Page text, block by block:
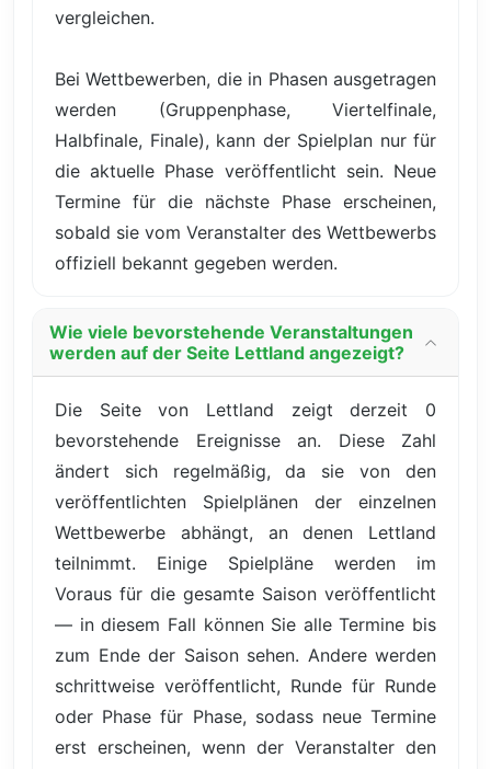
vergleichen.
Bei Wettbewerben, die in Phasen ausgetragen
werden (Gruppenphase, Viertelfinale,
Halbfinale, Finale), kann der Spielplan nur für
die aktuelle Phase veröffentlicht sein. Neue
Termine für die nächste Phase erscheinen,
sobald sie vom Veranstalter des Wettbewerbs
offiziell bekannt gegeben werden.
Wie viele bevorstehende Veranstaltungen
werden auf der Seite Lettland angezeigt?
Die Seite von Lettland zeigt derzeit 0
bevorstehende Ereignisse an. Diese Zahl
ändert sich regelmäßig, da sie von den
veröffentlichten Spielplänen der einzelnen
Wettbewerbe abhängt, an denen Lettland
teilnimmt. Einige Spielpläne werden im
Voraus für die gesamte Saison veröffentlicht
— in diesem Fall können Sie alle Termine bis
zum Ende der Saison sehen. Andere werden
schrittweise veröffentlicht, Runde für Runde
oder Phase für Phase, sodass neue Termine
erst erscheinen, wenn der Veranstalter den